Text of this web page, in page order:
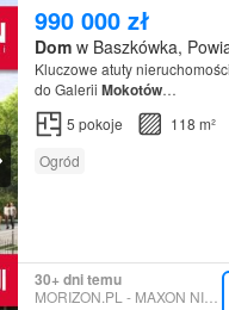
990 000 zł
Domw Baszkówka,
Kluczowe atuty
do Galerii Mokotów…
5 pokoje
118 m²
Ogród
30+ dni temu
MORIZON.PL - MAXON NIERUCHOMOŚCI